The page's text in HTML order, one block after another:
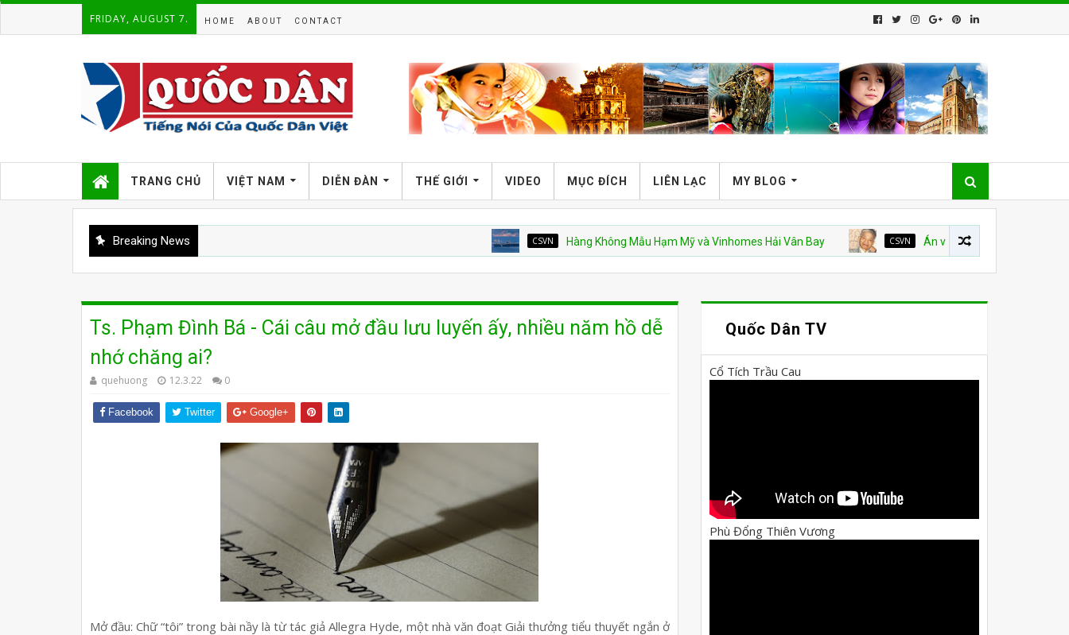
FRIDAY, AUGUST 7. HOME ABOUT CONTACT
TRANG CHỦ VIỆT NAM DIỄN ĐÀN THẾ GIỚI VIDEO MỤC ĐÍCH LIÊN LẠC MY BLOG
Breaking News CSVN Hàng Không Mẫu Hạm Mỹ và Vinhomes Hải Vân Bay CSVN Án văn – Kỳ 9. Hết
Ts. Phạm Đình Bá - Cái câu mở đầu lưu luyến ấy, nhiều năm hồ dễ
nhớ chăng ai?
quehuong 12.3.22 0
Facebook Twitter Google+
Mở đầu: Chữ “tôi” trong bài nầy là từ tác giả Allegra Hyde, một nhà văn đoạt Giải thưởng tiểu thuyết ngắn ở
Quốc Dân TV
Cổ Tích Trầu Cau
Phù Đổng Thiên Vương